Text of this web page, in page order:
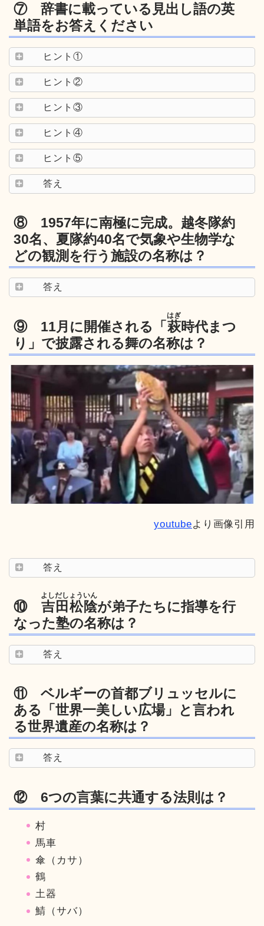
⑦ 辞書に載っている見出し語の英
単語をお答えください
ヒント①
ヒント②
ヒント③
ヒント④
ヒント⑤
答え
⑧ 1957年に南極に完成。越冬隊約
30名、夏隊約40名で気象や生物学な
どの観測を行う施設の名称は？
答え
⑨ 11月に開催される「萩
はぎ
時代まつ
り」で披露される舞の名称は？
youtubeより画像引用
答え
⑩ 吉田松陰
よしだしょういん
が弟子たちに指導を行
なった塾の名称は？
答え
⑪ ベルギーの首都ブリュッセルに
ある「世界一美しい広場」と言われ
る世界遺産の名称は？
答え
⑫ 6つの言葉に共通する法則は？
村
馬車
傘（カサ）
鶴
土器
鯖（サバ）